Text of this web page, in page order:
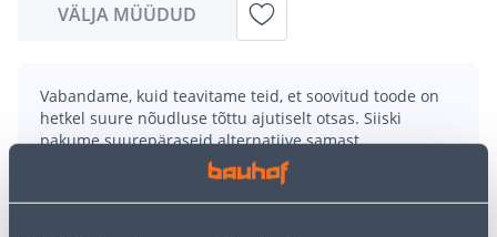
VÄLJA MÜÜDUD
Vabandame, kuid teavitame teid, et soovitud toode on
hetkel suure nõudluse tõttu ajutiselt otsas. Siiski
pakume suurepäraseid alternatiive samast
, mis võivad teile sama palju rõõmu
Teie ostlemisrõõm ei pea aga siin lõppema - oma